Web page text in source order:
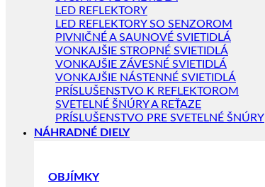
LED REFLEKTORY
LED REFLEKTORY SO SENZOROM
PIVNIČNÉ A SAUNOVÉ SVIETIDLÁ
VONKAJŠIE STROPNÉ SVIETIDLÁ
VONKAJŠIE ZÁVESNÉ SVIETIDLÁ
VONKAJŠIE NÁSTENNÉ SVIETIDLÁ
PRÍSLUŠENSTVO K REFLEKTOROM
SVETELNÉ ŠNÚRY A REŤAZE
PRÍSLUŠENSTVO PRE SVETELNÉ ŠNÚRY
NÁHRADNÉ DIELY
OBJÍMKY